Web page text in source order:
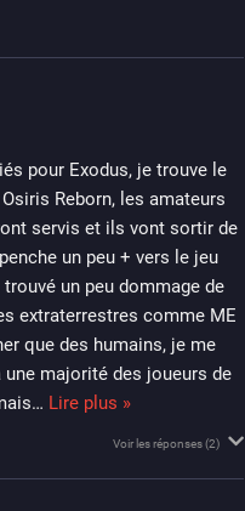
pour Exodus, je trouve le
Reborn, les amateurs
servis et ils vont sortir de
un peu + vers le jeu
un peu dommage de
extraterrestres comme ME
que des humains, je me
majorité des joueurs de
… Lire plus »
Voir les réponses(2)